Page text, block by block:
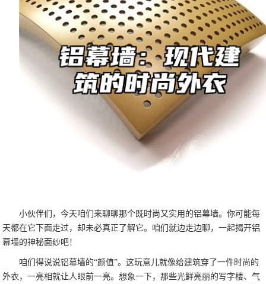
小伙伴们，今天咱们来聊聊那个既时尚又实用的铝幕墙。你可能每
天都在它下面走过，却未必真正了解它。咱们就边走边聊，一起揭开铝
幕墙的神秘面纱吧！
咱们得说说铝幕墙的“颜值”。这玩意儿就像给建筑穿了一件时尚的
外衣，一亮相就让人眼前一亮。想象一下，那些光鲜亮丽的写字楼、气